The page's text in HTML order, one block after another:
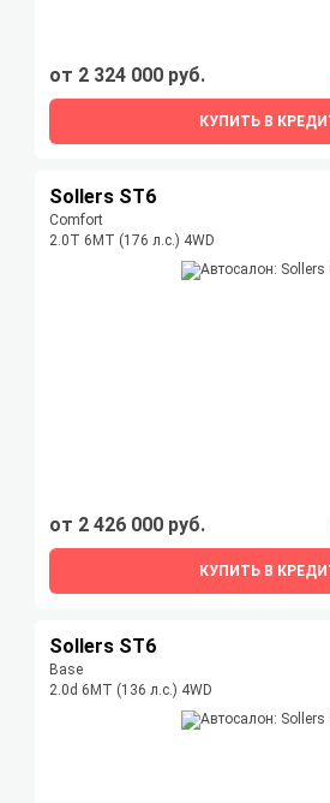
от 2 324 000 руб.
КУПИТЬ В
Sollers ST6
Comfort
2.0T 6MT (176 л.с.) 4WD
от 2 426 000 руб.
КУПИТЬ В
Sollers ST6
Base
2.0d 6MT (136 л.с.) 4WD